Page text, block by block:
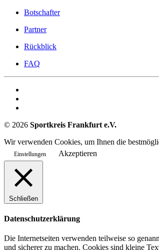
Botschafter
Partner
Rückblick
FAQ
© 2026 Sportkreis Frankfurt e.V.
Wir verwenden Cookies, um Ihnen die
Einstellungen Akzeptieren
Schließen
Datenschutzerklärung
Die Internetseiten verwenden teilweise so
und sicherer zu machen. Cookies sind kleine